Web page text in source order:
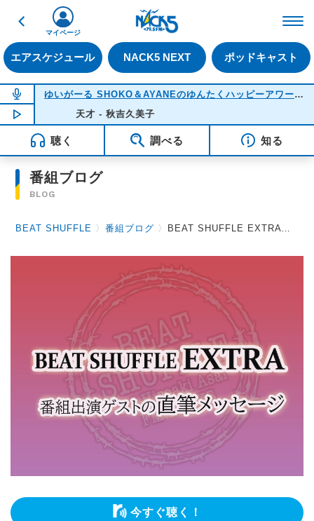
戻る
エアスケジュール NACK5 NEXT ポッドキャスト
マイページ
NOW ON AIR ゆいがーる SHOKO＆AYANEのゆんたくハッピーアワー
NOW PLAYING21:51
天才 - 秋吉久美子
聴く 調べる 知る
番組ブログ
BLOG
BEAT SHUFFLE 〉番組ブログ 〉 BEAT SHUFFLE EXTRA 2021.08.27 アルルカン / BREAKERZ
今すぐ聴く！